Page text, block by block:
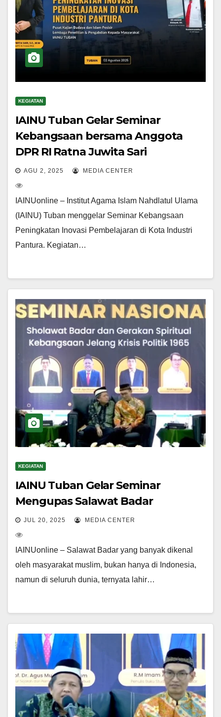
KEGIATAN
IAINU Tuban Gelar Seminar
Kebangsaan bersama Anggota
DPR RI Ratna Juwita Sari
AGU 2, 2025 MEDIA CENTER
IAINUonline – Institut Agama Islam Nahdlatul Ulama
(IAINU) Tuban menggelar Seminar Kebangsaan
Peningkatan Inovasi Pembelajaran di Kota Industri
Pantura. Kegiatan…
KEGIATAN
IAINU Tuban Gelar Seminar
Mengupas Salawat Badar
JUL 20, 2025 MEDIA CENTER
IAINUonline – Salawat Badar yang banyak dikenal
oleh masyarakat muslim, bukan hanya di Indonesia,
namun di seluruh dunia, ternyata lahir…